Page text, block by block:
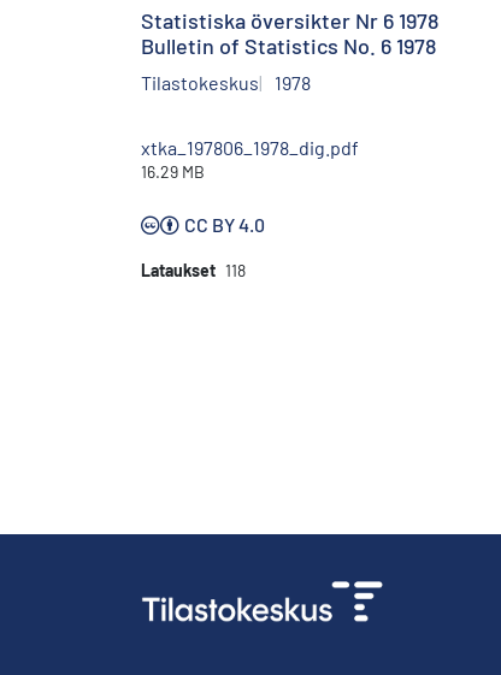
Statistiska översikter Nr 6 1978
Bulletin of Statistics No. 6 1978
Tilastokeskus 1978
xtka_197806_1978_dig.pdf
16.29 MB
CC BY 4.0
Lataukset 118